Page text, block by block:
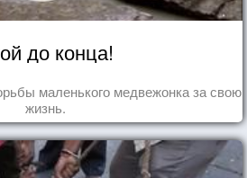
до конца!
маленького медвежонка за свою
жизнь.